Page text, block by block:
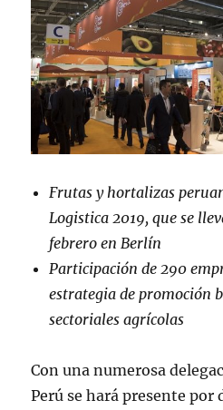
Frutas y hortalizas
Logistica 2019, que se
febrero en Berlín
Participación de 290
estrategia de promoción
sectoriales agrícolas
Con una numerosa
Perú se hará presente por